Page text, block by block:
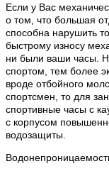
Если у Вас
о том, что большая
способна нарушить
быстрому износу
ни были ваши часы.
спортом, тем более
вроде отбойного
спортсмен, то для
спортивные часы с
с корпусом
водозащиты.